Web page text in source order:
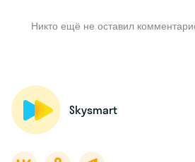
Никто ещё не оставил
Skysmart